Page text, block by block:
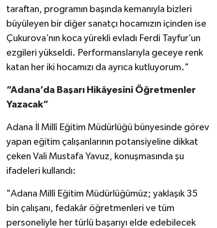
taraftan, programın başında kemanıyla bizleri
büyüleyen bir diğer sanatçı hocamızın içinden ise
Çukurova’nın koca yürekli evladı Ferdi Tayfur’un
ezgileri yükseldi. Performanslarıyla geceye renk
katan her iki hocamızı da ayrıca kutluyorum."
“Adana’da Başarı Hikâyesini Öğretmenler
Yazacak”
Adana İl Millî Eğitim Müdürlüğü bünyesinde görev
yapan eğitim çalışanlarının potansiyeline dikkat
çeken Vali Mustafa Yavuz, konuşmasında şu
ifadeleri kullandı:
"Adana Millî Eğitim Müdürlüğümüz; yaklaşık 35
bin çalışanı, fedakâr öğretmenleri ve tüm
personeliyle her türlü başarıyı elde edebilecek